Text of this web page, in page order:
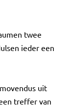
twee
ieder een
uit
treffer van